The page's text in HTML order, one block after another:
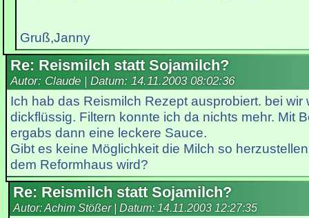
Gruß,Janny
Re: Reismilch statt Sojamilch?
Autor: Claude | Datum: 14.11.2003 08:02:36
Ich hab das Reismilch Rezept ausprobiert. bei wir
dickflüssig. Filtern konnte ich da nichts mehr. Mit
ergabs dann eine leckere Sauce.
Gibt es keine Möglichkeit die Milch so
dem Reformhaus wird?
Re: Reismilch statt Sojamilch?
Autor: Achim Stößer | Datum: 14.11.2003 12:27:35